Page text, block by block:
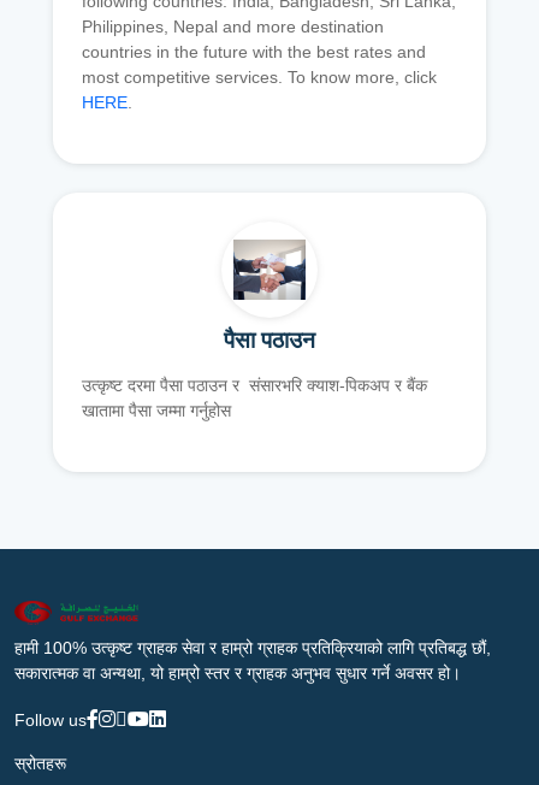
Philippines, Nepal and more destination
countries in the future with the best rates and
most competitive services. To know more, click
HERE.
पैसा पठाउन
उत्कृष्ट दरमा पैसा पठाउन र संसारभरि क्याश-पिकअप र बैंक
खातामा पैसा जम्मा गर्नुहोस
हामी 100% उत्कृष्ट ग्राहक सेवा र हाम्रो ग्राहक प्रतिक्रियाको लागि प्रतिबद्ध छौं,
सकारात्मक वा अन्यथा, यो हाम्रो स्तर र ग्राहक अनुभव सुधार गर्ने अवसर हो।
Follow us
स्रोतहरू